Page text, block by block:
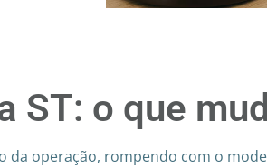
ST: o que
da operação, rompendo com o